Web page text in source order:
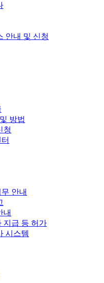
안내 및 신청
방법
청
안내
내
지급 등 허가
시스템